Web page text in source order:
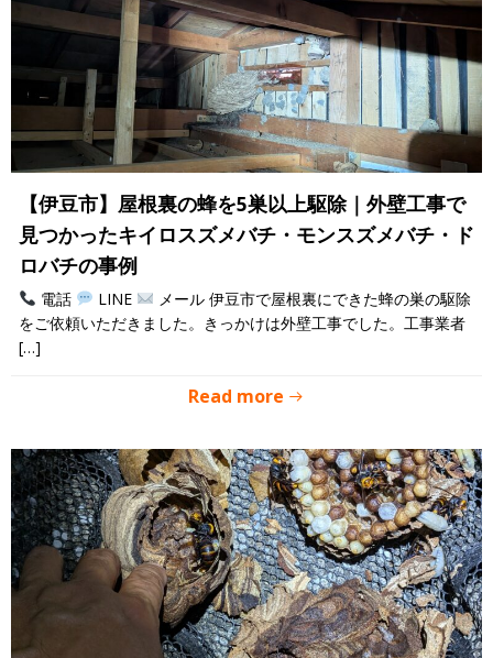
【伊豆市】屋根裏の蜂を5巣以上駆除｜外壁工事で
見つかったキイロスズメバチ・モンスズメバチ・ド
ロバチの事例
電話 LINE
メール 伊豆市で屋根裏にできた蜂の巣の駆除
をご依頼いただきました。きっかけは外壁工事でした。工事業者
[…]
Read more